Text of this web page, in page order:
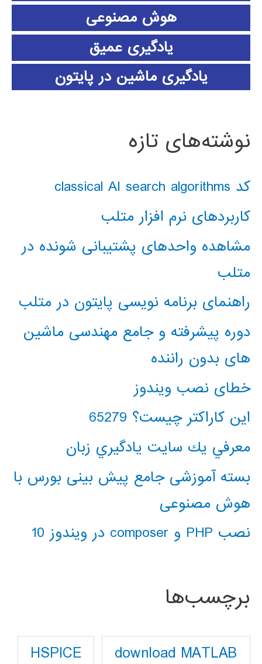
هوش مصنوعی
یادگیری عمیق
یادگیری ماشین در پایتون
نوشته‌های تازه
کد classical AI search algorithms
کاربردهای نرم افزار متلب
مشاهده واحدهای پشتیبانی شونده در
متلب
راهنمای برنامه نویسی پایتون در متلب
دوره پیشرفته و جامع مهندسی ماشین
های بدون راننده
خطای نصب ویندوز
این کاراکتر چیست؟ 65279
معرفي يك سايت يادگيري زبان
بسته آموزشی جامع پیش بینی بورس با
هوش مصنوعی
نصب PHP و composer در ویندوز 10
برچسب‌ها
download MATLAB
HSPICE